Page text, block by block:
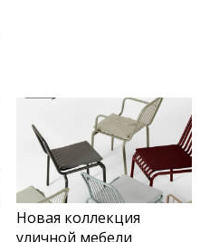
Новая коллекция
уличной мебели